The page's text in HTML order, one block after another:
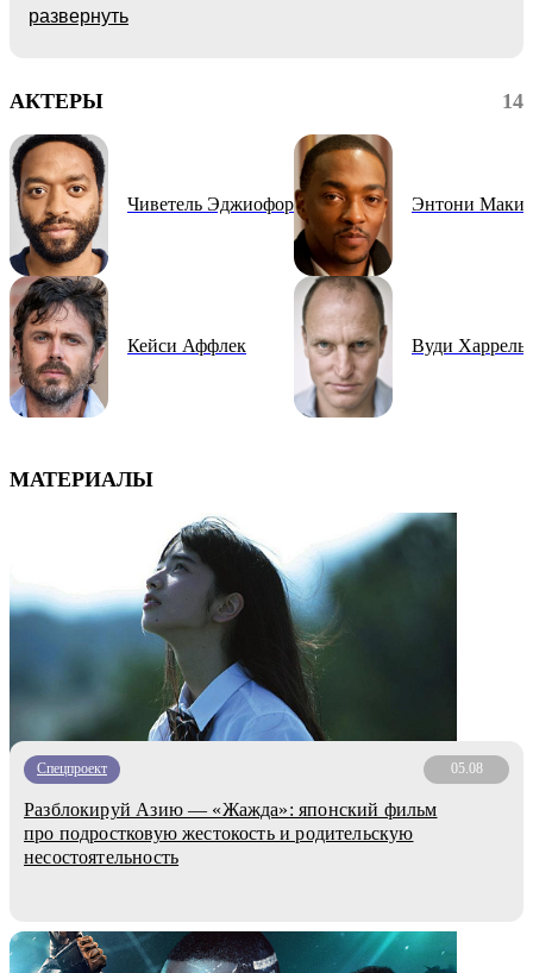
развернуть
АКТЕРЫ 14
Чиветель Эджиофор
Кейси Аффлек
Энтони Маки
Вуди
МАТЕРИАЛЫ
Спецпроект 05.08
Разблокируй Азию — «Жажда»: японский фильм
про подростковую жестокость и родительскую
несостоятельность